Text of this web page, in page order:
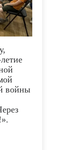
войны